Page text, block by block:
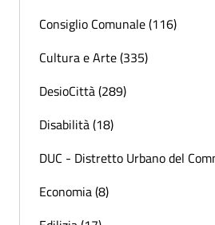
Consiglio Comunale (116)
Cultura e Arte (335)
DesioCittà (289)
Disabilità (18)
DUC - Distretto Urbano del
Economia (8)